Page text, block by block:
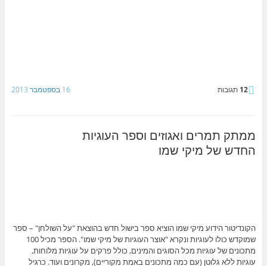
16 בספטמבר 2013 12 תגובות
ממתק תמרים ואגוזים וספר העוגיות
החדש של מיקי שמו
הקונדיטור הידוע מיקי שמו הוציא ספר בישול חדש בהוצאת "על השולחן" – ספר
שמוקדש כולו לעוגיות ונקרא "אוצר העוגיות של מיקי שמו". הספר מכיל 100
מתכונים של עוגיות מכל הסוגים והמינים, כולל פרקים על עוגיות מלוחות,
עוגיות ללא גלוטן (עם כמה מתכונים באמת מקוריים), מקרונים ועוד. כרגיל